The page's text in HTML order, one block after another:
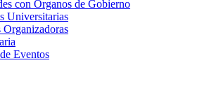
con Órganos de Gobierno
Universitarias
Organizadoras
Eventos